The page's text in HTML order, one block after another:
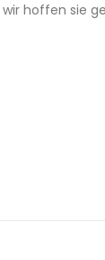
hoffen sie